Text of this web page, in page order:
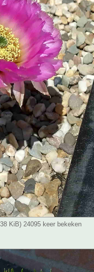
KiB) 24095 keer bekeken